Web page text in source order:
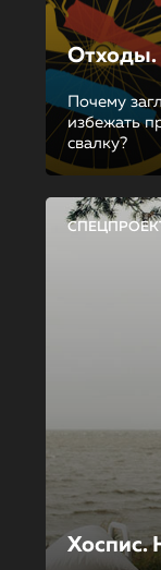
Отходы.
Почему
избежать
свалку?
Хоспис.